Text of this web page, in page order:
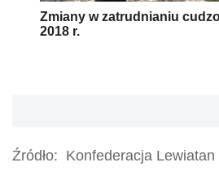
Zmiany w zatrudnianiu
2018 r.
Źródło: Konfederacja Lewiatan